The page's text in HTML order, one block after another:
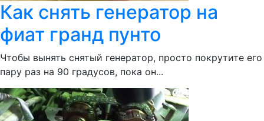
Как снять генератор на
фиат гранд пунто
Чтобы вынять снятый генератор, просто покрутите его
пару раз на 90 градусов, пока он...